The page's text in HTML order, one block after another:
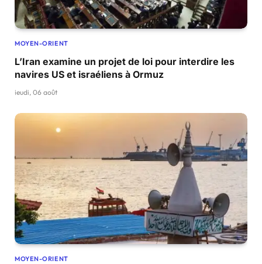
MOYEN-ORIENT
L’Iran examine un projet de loi pour interdire les
navires US et israéliens à Ormuz
jeudi, 06 août
MOYEN-ORIENT